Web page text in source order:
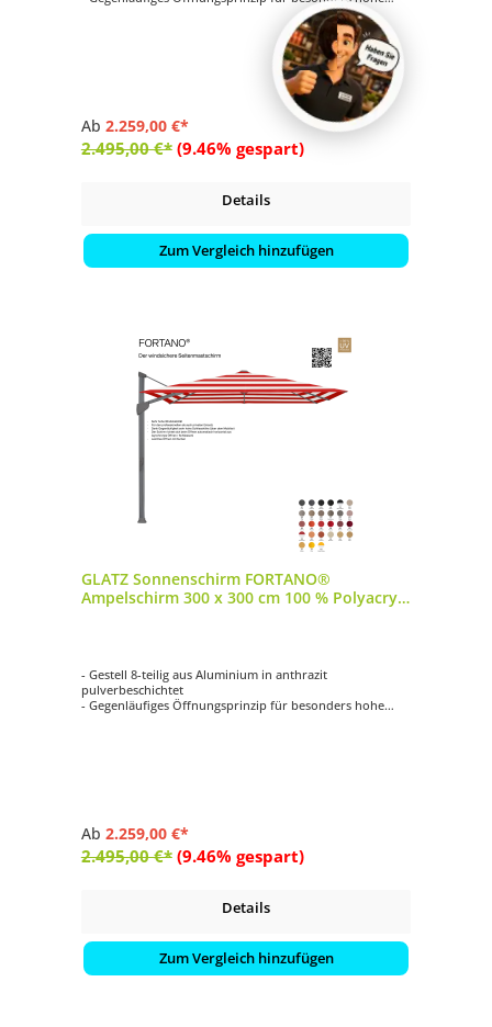
- Kurbelantrieb zum Öffnen und Schliessen
- Schirmdach quadratisch mit 300 x 300 cm
Ab 2.259,00 €*
2.495,00 €* (9.46% gespart)
Details
Zum Vergleich hinzufügen
GLATZ Sonnenschirm FORTANO®
Ampelschirm 300 x 300 cm 100 % Polyacryl
- Gestell 8-teilig aus Aluminium in anthrazit
pulverbeschichtet
- Gegenläufiges Öffnungsprinzip für besonders hohe
Ab 2.259,00 €*
2.495,00 €* (9.46% gespart)
Details
Zum Vergleich hinzufügen